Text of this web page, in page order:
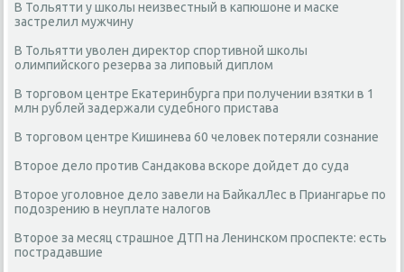
В Тольятти у школы неизвестный в капюшоне и маске
застрелил мужчину
В Тольятти уволен директор спортивной школы
олимпийского резерва за липовый диплом
В торговом центре Екатеринбурга при получении взятки в 1
млн рублей задержали судебного пристава
В торговом центре Кишинева 60 человек потеряли сознание
Второе дело против Сандакова вскоре дойдет до суда
Второе уголовное дело завели на БайкалЛес в Приангарье по
подозрению в неуплате налогов
Второе за месяц страшное ДТП на Ленинском проспекте: есть
пострадавшие